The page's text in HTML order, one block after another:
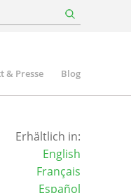
& Presse Blog
Erhältlich in:
English
Français
Español